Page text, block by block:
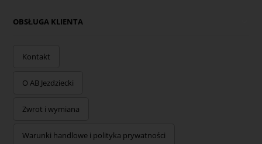
OBSŁUGA KLIENTA
Kontakt
O AB Jezdziecki
Zwrot i wymiana
Warunki handlowe i polityka prywatności